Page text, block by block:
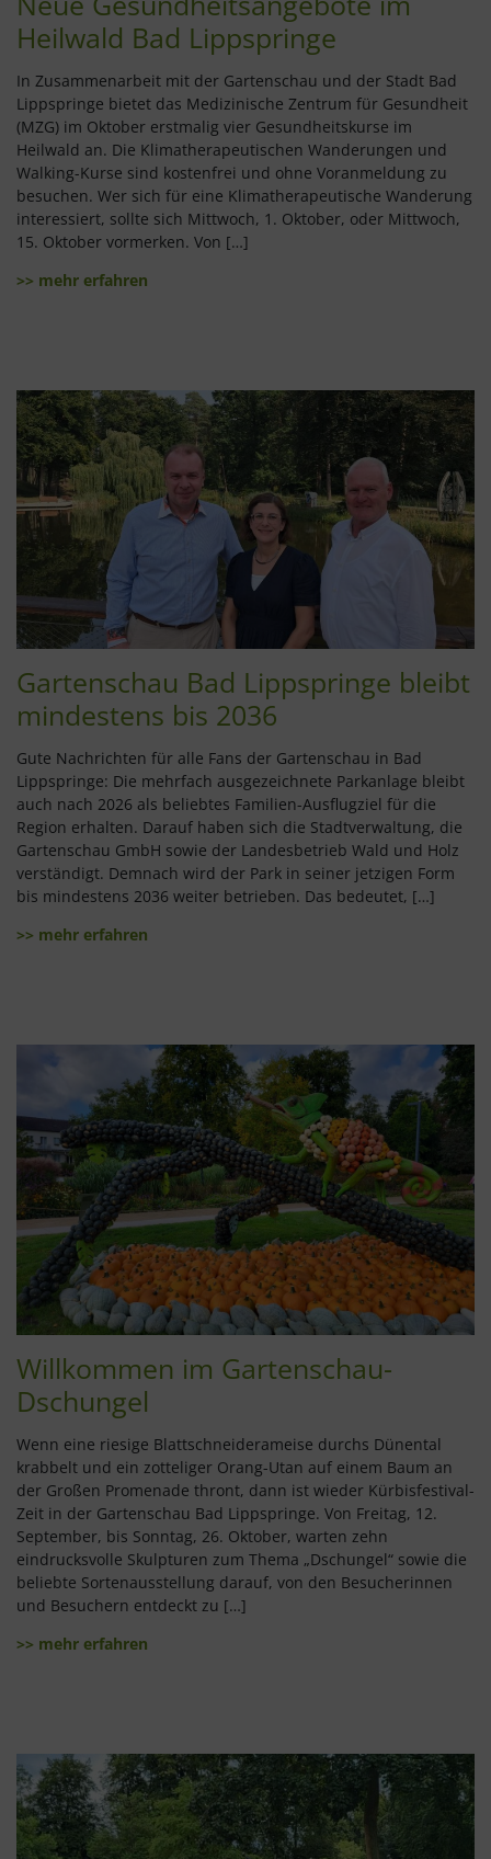
Heilwald Bad Lippspringe
In Zusammenarbeit mit der Gartenschau und der Stadt Bad
Lippspringe bietet das Medizinische Zentrum für Gesundheit
(MZG) im Oktober erstmalig vier Gesundheitskurse im
Heilwald an. Die Klimatherapeutischen Wanderungen und
Walking-Kurse sind kostenfrei und ohne Voranmeldung zu
besuchen. Wer sich für eine Klimatherapeutische Wanderung
interessiert, sollte sich Mittwoch, 1. Oktober, oder Mittwoch,
15. Oktober vormerken. Von […]
>> mehr erfahren
Gartenschau Bad Lippspringe bleibt
mindestens bis 2036
Gute Nachrichten für alle Fans der Gartenschau in Bad
Lippspringe: Die mehrfach ausgezeichnete Parkanlage bleibt
auch nach 2026 als beliebtes Familien-Ausflugziel für die
Region erhalten. Darauf haben sich die Stadtverwaltung, die
Gartenschau GmbH sowie der Landesbetrieb Wald und Holz
verständigt. Demnach wird der Park in seiner jetzigen Form
bis mindestens 2036 weiter betrieben. Das bedeutet, […]
>> mehr erfahren
Willkommen im Gartenschau-
Dschungel
Wenn eine riesige Blattschneiderameise durchs Dünental
krabbelt und ein zotteliger Orang-Utan auf einem Baum an
der Großen Promenade thront, dann ist wieder Kürbisfestival-
Zeit in der Gartenschau Bad Lippspringe. Von Freitag, 12.
September, bis Sonntag, 26. Oktober, warten zehn
eindrucksvolle Skulpturen zum Thema „Dschungel“ sowie die
beliebte Sortenausstellung darauf, von den Besucherinnen
und Besuchern entdeckt zu […]
>> mehr erfahren